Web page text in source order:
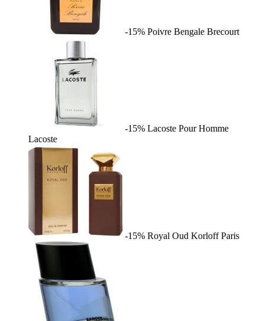
-15% Poivre Bengale Brecourt
-15% Lacoste Pour Homme
Lacoste
-15% Royal Oud Korloff Paris